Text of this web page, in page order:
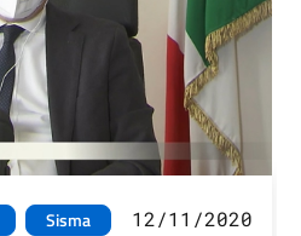
Sisma
12/11/2020